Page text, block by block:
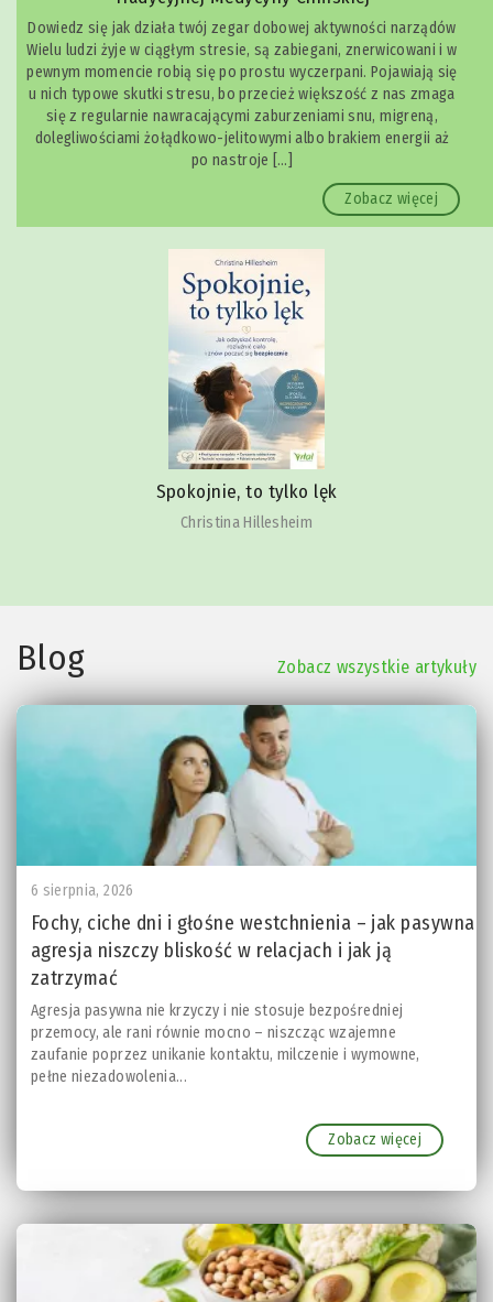
Dowiedz się jak działa twój zegar dobowej aktywności narządów
Wielu ludzi żyje w ciągłym stresie, są zabiegani, znerwicowani i w
pewnym momencie robią się po prostu wyczerpani. Pojawiają się
u nich typowe skutki stresu, bo przecież większość z nas zmaga
się z regularnie nawracającymi zaburzeniami snu, migreną,
dolegliwościami żołądkowo-jelitowymi albo brakiem energii aż
po nastroje […]
Zobacz więcej
Spokojnie, to tylko lęk
Christina Hillesheim
Blog Zobacz wszystkie artykuły
6 sierpnia, 2026
Fochy, ciche dni i głośne westchnienia – jak pasywna
agresja niszczy bliskość w relacjach i jak ją
zatrzymać
Agresja pasywna nie krzyczy i nie stosuje bezpośredniej
przemocy, ale rani równie mocno – niszcząc wzajemne
zaufanie poprzez unikanie kontaktu, milczenie i wymowne,
pełne niezadowolenia...
Zobacz więcej